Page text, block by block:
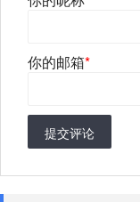
你的邮箱*
提交评论